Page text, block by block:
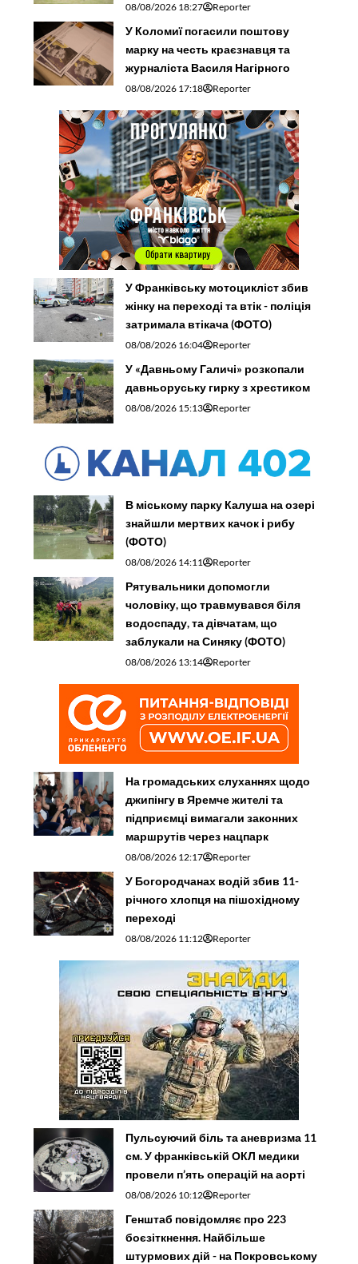
08/08/2026 18:27 Reporter
У Коломиї погасили поштову
марку на честь краєзнавця та
журналіста Василя Нагірного
08/08/2026 17:18 Reporter
У Франківську мотоцикліст збив
жінку на переході та втік - поліція
затримала втікача (ФОТО)
08/08/2026 16:04 Reporter
У «Давньому Галичі» розкопали
давньоруську гирку з хрестиком
08/08/2026 15:13 Reporter
В міському парку Калуша на озері
знайшли мертвих качок і рибу
(ФОТО)
08/08/2026 14:11 Reporter
Рятувальники допомогли
чоловіку, що травмувався біля
водоспаду, та дівчатам, що
заблукали на Синяку (ФОТО)
08/08/2026 13:14 Reporter
На громадських слуханнях щодо
джипінгу в Яремче житeлі та
підприємці вимагали законних
маршрутів через нацпарк
08/08/2026 12:17 Reporter
У Богородчанах водій збив 11-
річного хлопця на пішохідному
переході
08/08/2026 11:12 Reporter
Пульсуючий біль та аневризма 11
см. У франківській ОКЛ медики
провели п’ять операцій на аорті
08/08/2026 10:12 Reporter
Генштаб повідомляє про 223
боєзіткнення. Найбільше
штурмових дій - на Покровському